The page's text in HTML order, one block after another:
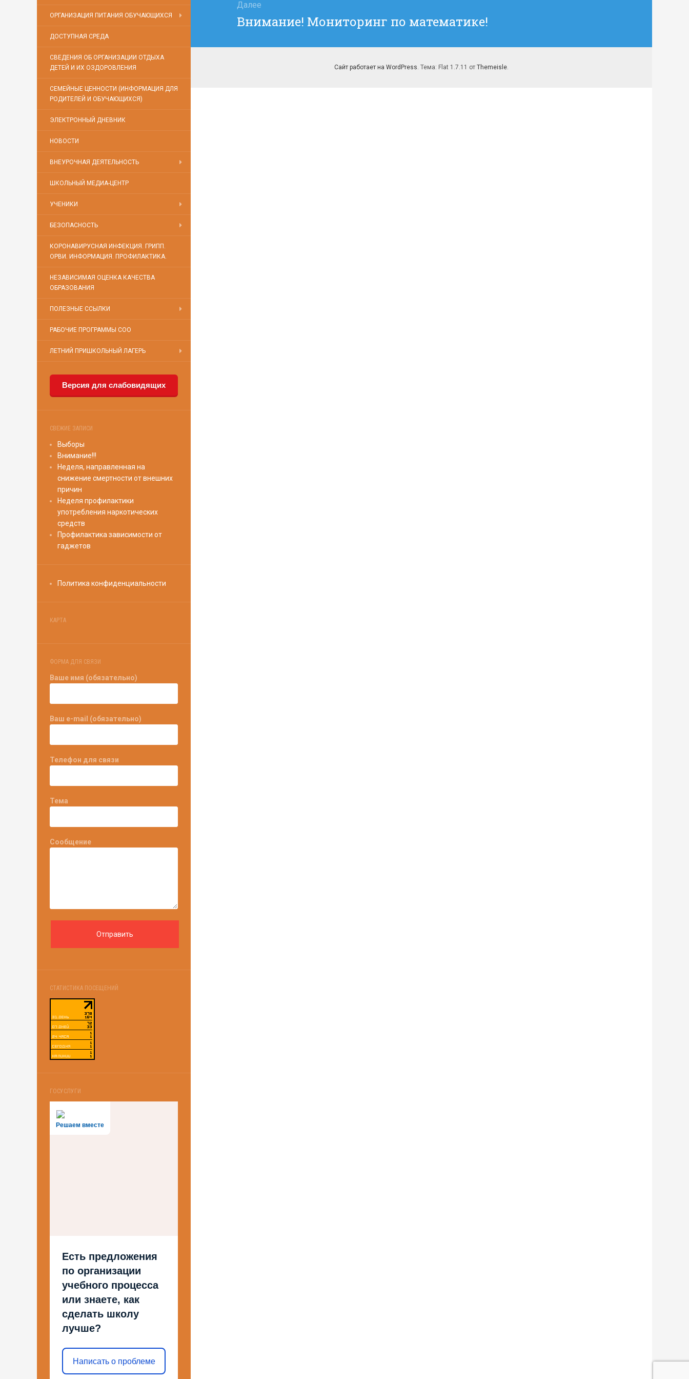
ОРГАНИЗАЦИЯ ПИТАНИЯ ОБУЧАЮЩИХСЯ
ДОСТУПНАЯ СРЕДА
СВЕДЕНИЯ ОБ ОРГАНИЗАЦИИ ОТДЫХА
ДЕТЕЙ И ИХ ОЗДОРОВЛЕНИЯ
СЕМЕЙНЫЕ ЦЕННОСТИ (ИНФОРМАЦИЯ ДЛЯ
РОДИТЕЛЕЙ И ОБУЧАЮЩИХСЯ)
ЭЛЕКТРОННЫЙ ДНЕВНИК
НОВОСТИ
ВНЕУРОЧНАЯ ДЕЯТЕЛЬНОСТЬ
ШКОЛЬНЫЙ МЕДИА-ЦЕНТР
УЧЕНИКИ
БЕЗОПАСНОСТЬ
КОРОНАВИРУСНАЯ ИНФЕКЦИЯ. ГРИПП.
ОРВИ. ИНФОРМАЦИЯ. ПРОФИЛАКТИКА.
НЕЗАВИСИМАЯ ОЦЕНКА КАЧЕСТВА
ОБРАЗОВАНИЯ
ПОЛЕЗНЫЕ ССЫЛКИ
РАБОЧИЕ ПРОГРАММЫ СОО
ЛЕТНИЙ ПРИШКОЛЬНЫЙ ЛАГЕРЬ
Версия для слабовидящих
СВЕЖИЕ ЗАПИСИ
Выборы
Внимание!!!
Неделя, направленная на
снижение смертности от внешних
причин
Неделя профилактики
употребления наркотических
средств
Профилактика зависимости от
гаджетов
Политика конфиденциальности
КАРТА
ФОРМА ДЛЯ СВЯЗИ
Ваше имя (обязательно)
Ваш e-mail (обязательно)
Телефон для связи
Тема
Сообщение
СТАТИСТИКА ПОСЕЩЕНИЙ
ГОСУСЛУГИ
Решаем вместе
Есть предложения
по организации
учебного процесса
или знаете, как
сделать школу
лучше?
Написать о проблеме
Далее
Следующая
Внимание! Мониторинг по математике!
Сайт работает на WordPress. Тема: Flat 1.7.11 от Themeisle.